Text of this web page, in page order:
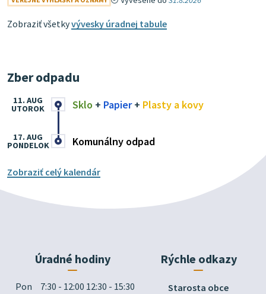
Zobraziť všetkyvývesky úradnej tabule
Zber odpadu
Sklo + Papier+ Plasty a kovy
11. AUG
UTOROK
Komunálny odpad
17. AUG
PONDELOK
Zobraziť celý kalendár
Úradné hodiny
Pon
7:30 - 12:00 12:30 - 15:30
Rýchle odkazy
Starosta obce